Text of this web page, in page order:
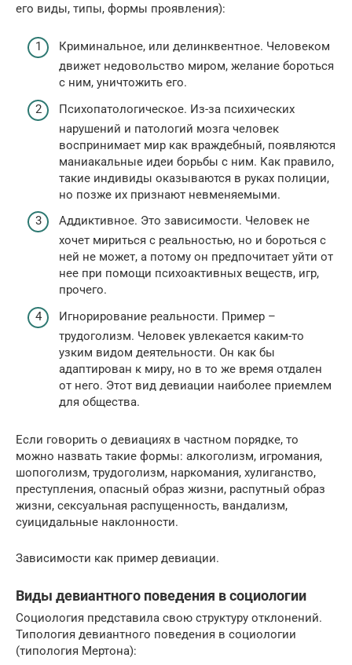
его виды, типы, формы проявления):
Криминальное, или делинквентное. Человеком
движет недовольство миром, желание бороться
с ним, уничтожить его.
Психопатологическое. Из-за психических
нарушений и патологий мозга человек
воспринимает мир как враждебный, появляются
маниакальные идеи борьбы с ним. Как правило,
такие индивиды оказываются в руках полиции,
но позже их признают невменяемыми.
Аддиктивное. Это зависимости. Человек не
хочет мириться с реальностью, но и бороться с
ней не может, а потому он предпочитает уйти от
нее при помощи психоактивных веществ, игр,
прочего.
Игнорирование реальности. Пример –
трудоголизм. Человек увлекается каким-то
узким видом деятельности. Он как бы
адаптирован к миру, но в то же время отдален
от него. Этот вид девиации наиболее приемлем
для общества.
Если говорить о девиациях в частном порядке, то
можно назвать такие формы: алкоголизм, игромания,
шопоголизм, трудоголизм, наркомания, хулиганство,
преступления, опасный образ жизни, распутный образ
жизни, сексуальная распущенность, вандализм,
суицидальные наклонности.
Зависимости как пример девиации.
Виды девиантного поведения в социологии
Социология представила свою структуру отклонений.
Типология девиантного поведения в социологии
(типология Мертона):